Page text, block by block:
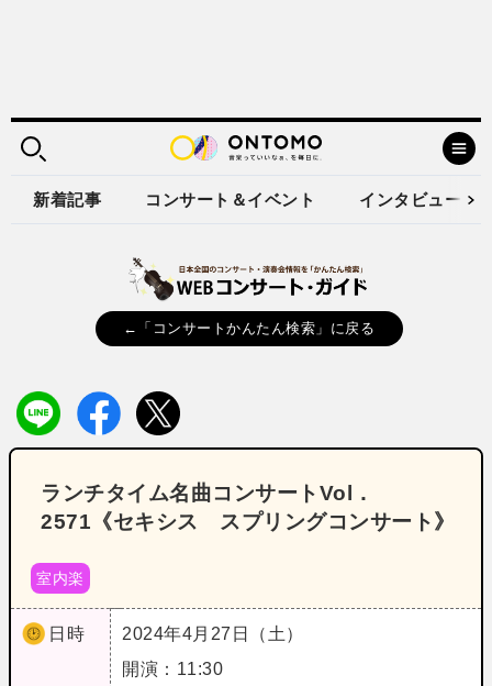
新着記事 コンサート＆イベント インタビュー
←「コンサートかんたん検索」に戻る
ランチタイム名曲コンサートVol．
2571《セキシス スプリングコンサート》
室内楽
日時
2024年4月27日（土）
開演：11:30